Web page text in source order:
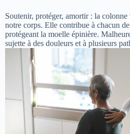
Soutenir, protéger, amortir : la colonne
notre corps. Elle contribue à chacun
protégeant la moelle épinière.
sujette à des douleurs et à plusieurs